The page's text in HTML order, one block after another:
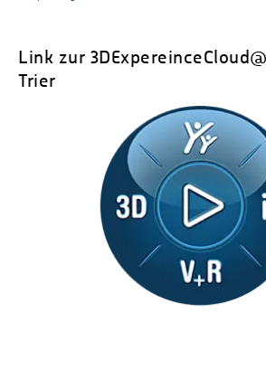
Link zur
Trier